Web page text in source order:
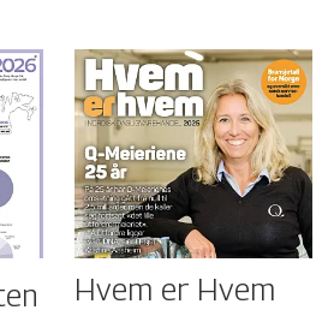
Hvem er Hvem